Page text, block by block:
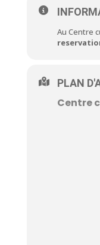
Au Centre
PLAN
Centre